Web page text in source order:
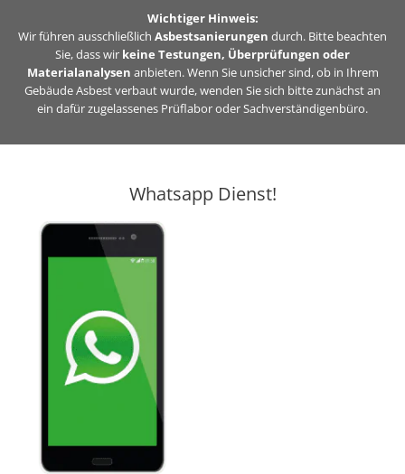
Inhalt
springen
Wichtiger Hinweis:
Wir führen ausschließlich Asbestsanierungen durch. Bitte beachten
Sie, dass wir keine Testungen, Überprüfungen oder
Materialanalysen anbieten. Wenn Sie unsicher sind, ob in Ihrem
Gebäude Asbest verbaut wurde, wenden Sie sich bitte zunächst an
ein dafür zugelassenes Prüflabor oder Sachverständigenbüro.
Whatsapp Dienst!